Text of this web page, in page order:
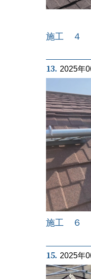
施工 ４
13. 2025年
施工 ６
15. 2025年